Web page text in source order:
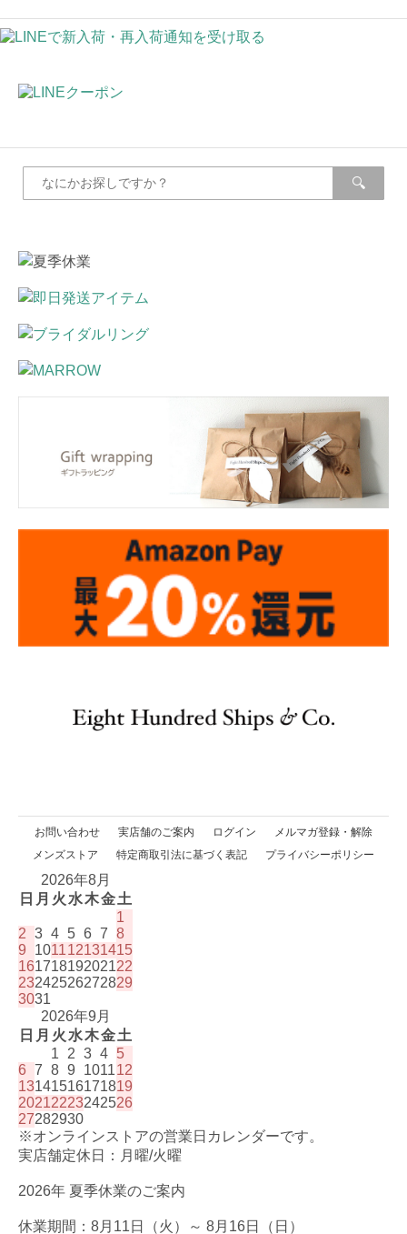
お問い合わせ 実店舗のご案内 ログイン
メルマガ登録・解除
メンズストア
特定商取引法に基づく表記 プライバシーポリシー
2026年8月
日 月 火 水木金土
1
2 3 4 5 6 7 8
9
101112131415
16171819202122
23242526272829
3031
2026年9月
日 月 火 水木金土
1
2 3 4 5
6 7 8 9 101112
13141516171819
20212223242526
27282930
※オンラインストアの営業日カレンダーです。
実店舗定休日：月曜/火曜
2026年 夏季休業のご案内
休業期間：8月11日（火）～ 8月16日（日）